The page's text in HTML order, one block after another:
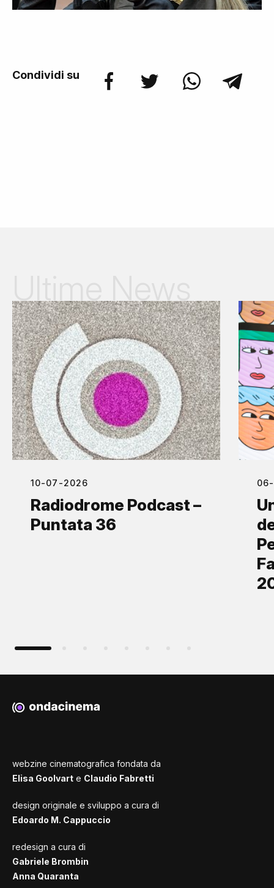
Condividi su
10-07-2026
Radiodrome Podcast –
Puntata 36
webzine cinematografica fondata da
Elisa Goolvart e Claudio Fabretti
design originale e sviluppo a cura di
Edoardo M. Cappuccio
redesign a cura di
Gabriele Brombin
Anna Quaranta